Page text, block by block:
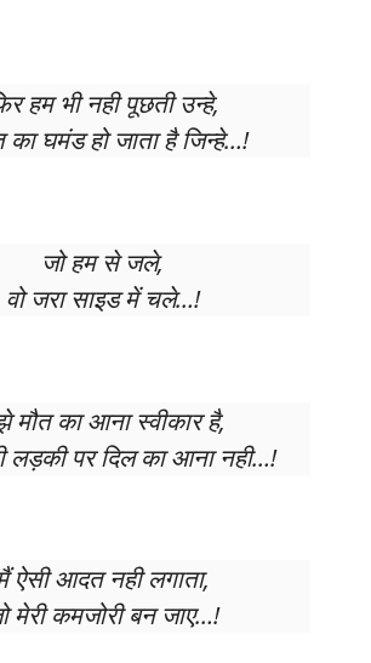
हम भी नही पूछती उन्हे,
का घमंड हो जाता है जिन्हे…!
जो हम से जले,
वो जरा साइड में चले…!
मौत का आना स्वीकार है,
लड़की पर दिल का आना नही…!
ऐसी आदत नही लगाता,
मेरी कमजोरी बन जाए…!